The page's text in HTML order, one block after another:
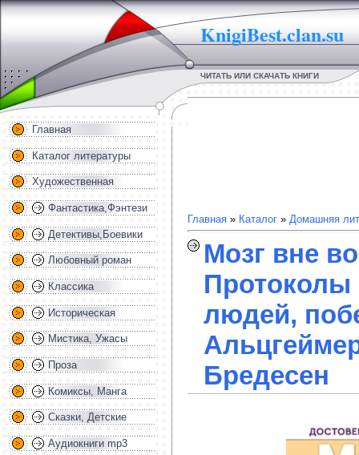
KnigiBest.clan.su
ЧИТАТЬ ИЛИ СКАЧАТЬ КНИГИ
Главная
Каталог литературы
Художественная
Фантастика,Фэнтези
Детективы,Боевики
Любовный роман
Классика
Историческая
Мистика, Ужасы
Проза
Комиксы, Манга
Сказки, Детские
Аудиокниги mp3
Главная » Каталог » Домашняя
Мозг вне
Протоколы
людей,
Бредесен